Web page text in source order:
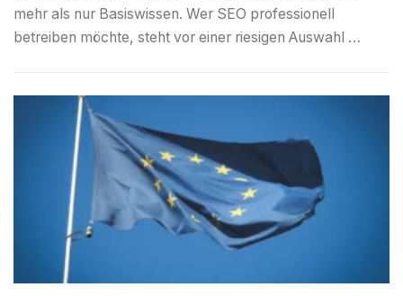
mehr als nur Basiswissen. Wer SEO professionell
betreiben möchte, steht vor einer riesigen Auswahl …